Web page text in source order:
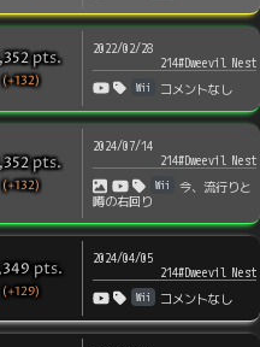
pts.
(+132)
2022/02/28
214#Dweevil Nest
Wii コメントなし
pts.
(+132)
2024/07/14
214#Dweevil Nest
Wii
今、流行りと
噂の右回り
pts.
(+129)
2024/04/05
214#Dweevil Nest
Wii コメントなし